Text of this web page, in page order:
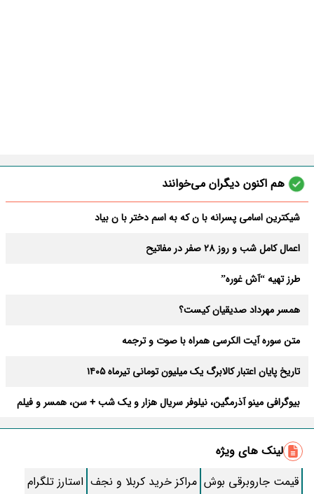
هم اکنون دیگران می‌خوانند
شیکترین اسامی پسرانه با ن که به اسم دختر با ن بیاد
اعمال کامل شب و روز 28 صفر در مفاتیح
طرز تهیه “آش غوره”
همسر مهرداد صدیقیان کیست؟
متن سوره آیت الکرسی همراه با صوت و ترجمه
تاریخ پایان اعتبار کالابرگ یک میلیون تومانی تیرماه ۱۴۰۵
بیوگرافی مینو آذرمگین، نیلوفر سریال هزار و یک شب + سن، همسر و فیلم
حمیدرضا رجب‌ زاده کیست و چه اتفاقی برایش افتاده؟ + عکس و خبر
جدید از او
جرم گیری دندان در خانه با روشی آسان و در دسترس
لینک های ویژه
قیمت جاروبرقی بوش مراکز خرید کربلا و نجف استارز تلگرام